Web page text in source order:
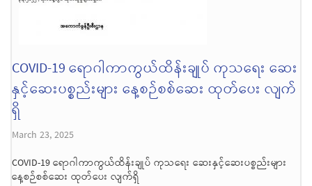
COVID-19 ရောဂါကာကွယ်ထိန်းချုပ် ကုသရေး ဆေး
နှင့်ဆေးပစ္စည်းများ နေ့စဉ်စစ်ဆေး ထုတ်ပေး လျက်
ရှိ
March 23, 2025
COVID-19 ရောဂါကာကွယ်ထိန်းချုပ် ကုသရေး ဆေးနှင့်ဆေးပစ္စည်းများ
နေ့စဉ်စစ်ဆေး ထုတ်ပေး လျက်ရှိ